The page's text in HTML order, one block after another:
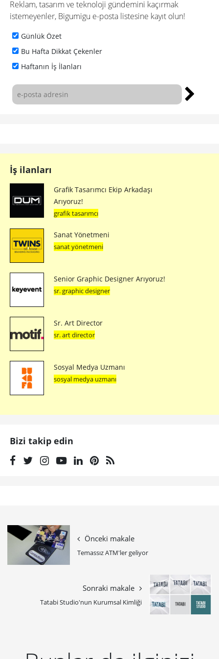
Reklam, tasarım ve teknoloji gündemini kaçırmak
istemeyenler, Bigumigu e-posta listesine kayıt olun!
Günlük Özet
Bu Hafta Dikkat Çekenler
Haftanın İş İlanları
İş ilanları
Grafik Tasarımcı Ekip Arkadaşı
Arıyoruz!
grafik tasarımcı
Sanat Yönetmeni
sanat yönetmeni
Senior Graphic Designer Arıyoruz!
sr. graphic designer
Sr. Art Director
sr. art director
Sosyal Medya Uzmanı
sosyal medya uzmanı
Bizi takip edin
Önceki makale
Temassız ATM'ler geliyor
Sonraki makale
Tatabi Studio'nun Kurumsal Kimliği